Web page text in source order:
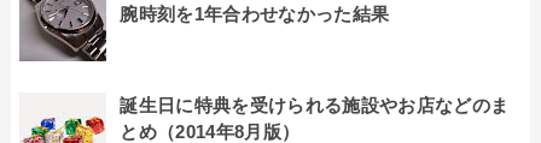
腕時刻を1年合わせなかった結果
誕生日に特典を受けられる施設やお店などのま
とめ（2014年8月版）